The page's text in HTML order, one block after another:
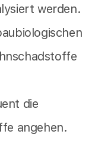
werden.
die
angehen.